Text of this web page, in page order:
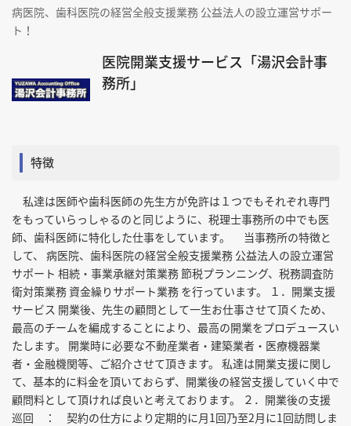
病医院、歯科医院の経営全般支援業務 公益法人の設立運営サポー
ト！
医院開業支援サービス「湯沢会計事
務所」
特徴
私達は医師や歯科医師の先生方が免許は１つでもそれぞれ専門
をもっていらっしゃるのと同じように、税理士事務所の中でも医
師、歯科医師に特化した仕事をしています。 当事務所の特徴と
して、 病医院、歯科医院の経営全般支援業務 公益法人の設立運営
サポート 相続・事業承継対策業務 節税プランニング、税務調査防
衛対策業務 資金繰りサポート業務 を行っています。 １．開業支援
サービス 開業後、先生の顧問として一生お仕事させて頂くため、
最高のチームを編成することにより、最高の開業をプロデュースい
たします。 開業時に必要な不動産業者・建築業者・医療機器業
者・金融機関等、ご紹介させて頂きます。 私達は開業支援に関し
て、基本的に料金を頂いておらず、開業後の経営支援していく中で
顧問料として頂ければ良いと考えております。 ２．開業後の支援
巡回 ： 契約の仕方により定期的に月1回乃至2月に1回訪問しま